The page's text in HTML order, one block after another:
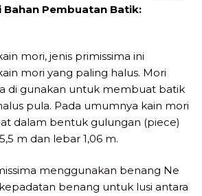
Bahan Pembuatan Batik:
mori, jenis primissima ini
mori yang paling halus. Mori
di gunakan untuk membuat batik
pula. Pada umumnya kain mori
dalam bentuk gulungan (piece)
m dan lebar 1,06 m.
menggunakan benang Ne
benang untuk lusi antara